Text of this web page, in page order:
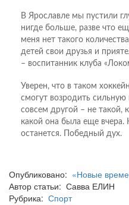
В Ярославле мы пустили
нигде больше, разве что
меня нет такого
детей свои друзья и
– воспитанник клуба
Уверен, что в таком
смогут возродить
совсем другой – не такой,
какой она была еще вчера.
останется. Победный дух.
Опубликовано: «Новые
Автор статьи: Савва ЕЛИН
Рубрика: Спорт